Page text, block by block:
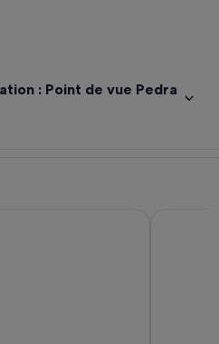
: Point de vue Pedra